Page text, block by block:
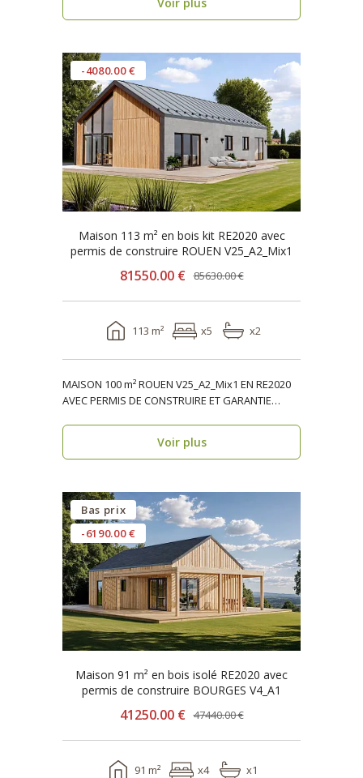
-4080.00 €
Maison 113 m² en bois kit RE2020 avec
permis de construire ROUEN V25_A2_Mix1
81550.00 € 85630.00 €
113 m² x5 x2
MAISON 100 m² ROUEN V25_A2_Mix1 EN RE2020
AVEC PERMIS DE CONSTRUIRE ET GARANTIE
Voir plus
Bas prix
-6190.00 €
Maison 91 m² en bois isolé RE2020 avec
permis de construire BOURGES V4_A1
41250.00 € 47440.00 €
91 m² x4 x1